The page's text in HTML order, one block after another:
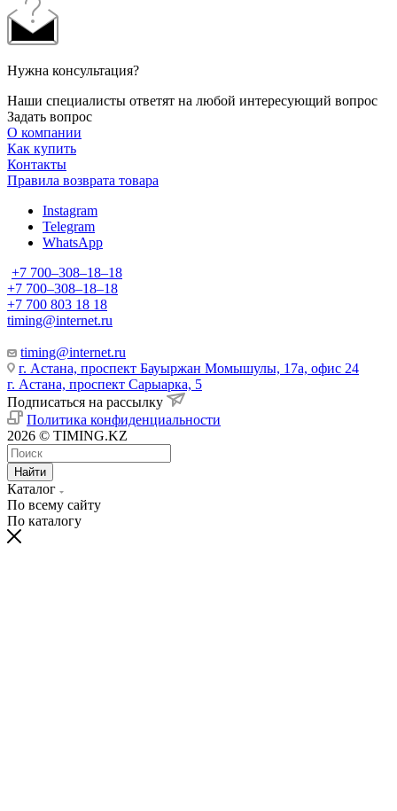
Нужна консультация?
Наши специалисты ответят на любой интересующий вопрос
Задать вопрос
О компании
Как купить
Контакты
Правила возврата товара
Instagram
Telegram
WhatsApp
+7 700‒308‒18‒18
+7 700‒308‒18‒18
+7 700 803 18 18
timing@internet.ru
timing@internet.ru
г. Астана, проспект Бауыржан Момышулы, 17а, офис 24
г. Астана, проспект Сарыарка, 5
Подписаться на рассылку
Политика конфиденциальности
2026 © TIMING.KZ
Найти
Каталог
По всему сайту
По каталогу